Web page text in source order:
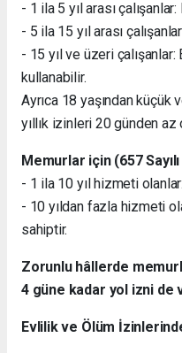
- 1 ila 5 yıl arası
- 5 ila 15 yıl arası
- 15 yıl ve üzeri
kullanabilir.
Ayrıca 18 yaşından küçük
yıllık izinleri 20 günden az
Memurlar için (657
- 1 ila 10 yıl hizmeti
- 10 yıldan fazla hizmeti
sahiptir.
Zorunlu hâllerde
4 güne kadar yol izni de
Evlilik ve Ölüm